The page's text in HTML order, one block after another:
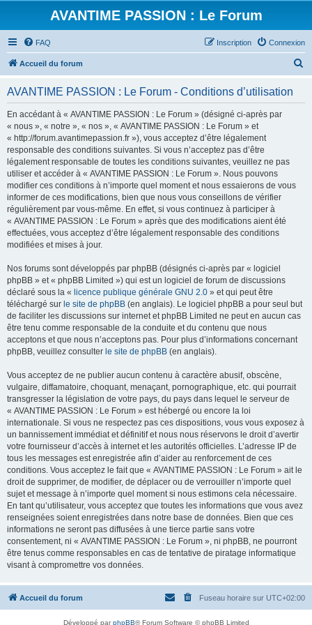
AVANTIME PASSION : Le Forum
FAQ Connexion
Inscription
Accueil du forum
AVANTIME PASSION : Le Forum - Conditions d’utilisation
En accédant à « AVANTIME PASSION : Le Forum » (désigné ci-après par
« nous », « notre », « nos », « AVANTIME PASSION : Le Forum » et
« http://forum.avantimepassion.fr »), vous acceptez d’être légalement
responsable des conditions suivantes. Si vous n’acceptez pas d’être
légalement responsable de toutes les conditions suivantes, veuillez ne pas
utiliser et accéder à « AVANTIME PASSION : Le Forum ». Nous pouvons
modifier ces conditions à n’importe quel moment et nous essaierons de vous
informer de ces modifications, bien que nous vous conseillons de vérifier
régulièrement par vous-même. En effet, si vous continuez à participer à
« AVANTIME PASSION : Le Forum » après que des modifications aient été
effectuées, vous acceptez d’être légalement responsable des conditions
modifiées et mises à jour.
Nos forums sont développés par phpBB (désignés ci-après par « logiciel
phpBB » et « phpBB Limited ») qui est un logiciel de forum de discussions
déclaré sous la « licence publique générale GNU 2.0 » et qui peut être
téléchargé sur le site de phpBB (en anglais). Le logiciel phpBB a pour seul but
de faciliter les discussions sur internet et phpBB Limited ne peut en aucun cas
être tenu comme responsable de la conduite et du contenu que nous
acceptons et que nous n’acceptons pas. Pour plus d’informations concernant
phpBB, veuillez consulter le site de phpBB (en anglais).
Vous acceptez de ne publier aucun contenu à caractère abusif, obscène,
vulgaire, diffamatoire, choquant, menaçant, pornographique, etc. qui pourrait
transgresser la législation de votre pays, du pays dans lequel le serveur de
« AVANTIME PASSION : Le Forum » est hébergé ou encore la loi
internationale. Si vous ne respectez pas ces dispositions, vous vous exposez à
un bannissement immédiat et définitif et nous nous réservons le droit d’avertir
votre fournisseur d’accès à internet et les autorités officielles. L’adresse IP de
tous les messages est enregistrée afin d’aider au renforcement de ces
conditions. Vous acceptez le fait que « AVANTIME PASSION : Le Forum » ait le
droit de supprimer, de modifier, de déplacer ou de verrouiller n’importe quel
sujet et message à n’importe quel moment si nous estimons cela nécessaire.
En tant qu’utilisateur, vous acceptez que toutes les informations que vous avez
renseignées soient enregistrées dans notre base de données. Bien que ces
informations ne seront pas diffusées à une tierce partie sans votre
consentement, ni « AVANTIME PASSION : Le Forum », ni phpBB, ne pourront
être tenus comme responsables en cas de tentative de piratage informatique
visant à compromettre vos données.
Accueil du forum Fuseau horaire sur UTC+02:00
Développé parphpBB® Forum Software © phpBB Limited